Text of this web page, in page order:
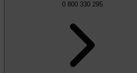
0 800 330 295